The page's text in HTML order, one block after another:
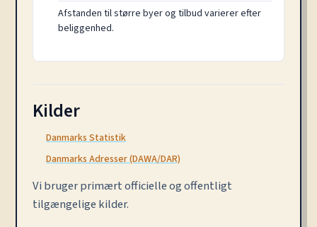
Afstanden til større byer og tilbud varierer efter
beliggenhed.
Kilder
Danmarks Statistik
Danmarks Adresser (DAWA/DAR)
Vi bruger primært officielle og offentligt
tilgængelige kilder.